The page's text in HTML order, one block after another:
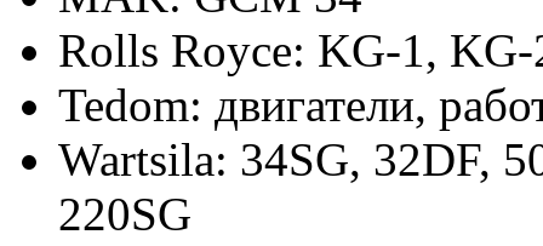
Rolls Royce: KG-1,
Tedom: двигатели,
Wartsila: 34SG, 32DF,
220SG